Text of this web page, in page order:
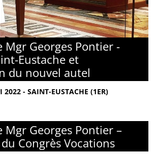
Mgr Georges Pontier -
Eustache et
du nouvel autel
- SAINT-EUSTACHE (1ER)
Mgr Georges Pontier –
Congrès Vocations